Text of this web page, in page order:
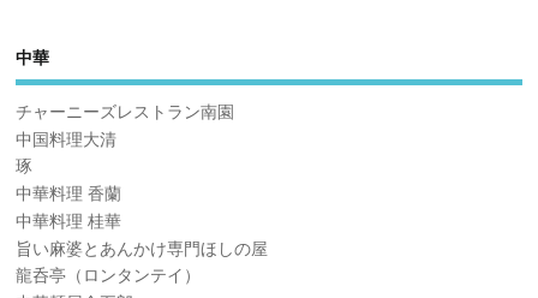
中華
チャーニーズレストラン南園
中国料理大清
琢
中華料理 香蘭
中華料理 桂華
旨い麻婆とあんかけ専門ほしの屋
龍呑亭（ロンタンテイ）